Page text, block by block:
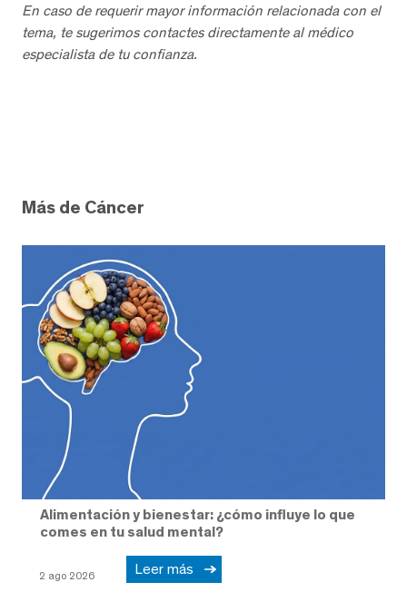
En caso de requerir mayor información relacionada con el
tema, te sugerimos contactes directamente al médico
especialista de tu confianza.
Más de Cáncer
Alimentación y bienestar: ¿cómo influye lo que
comes en tu salud mental?
2 ago 2026 Leer más